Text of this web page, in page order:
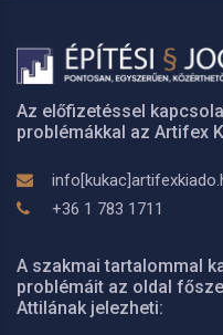
Az előfizetéssel
problémákkal az Artifex
+36 1 783 1711
A szakmai tartalommal
problémáit az oldal
Attilának jelezheti: